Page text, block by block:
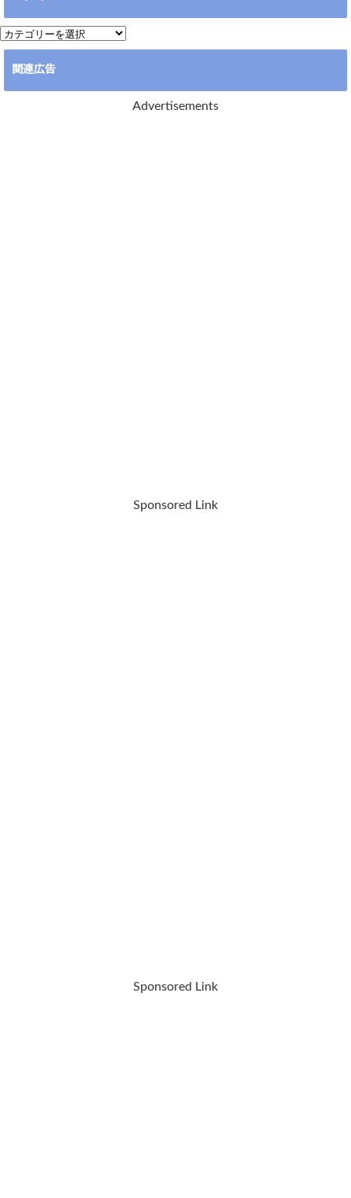
カ
テ
リ
関連広告
Advertisements
Sponsored Link
Sponsored Link